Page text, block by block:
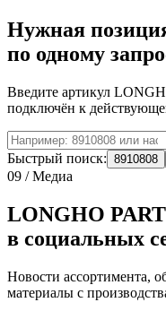
Нужная
по одному
Введите артикул
подключён к
Быстрый поиск: 8910808
09 / Медиа
LONGHO
в социальных
Новости ассортимента,
материалы с